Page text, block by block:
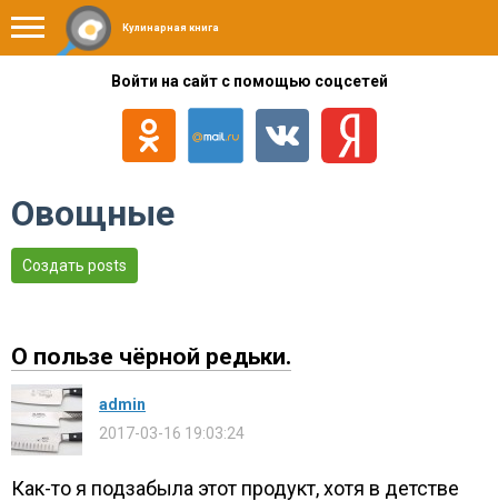
Кулинарная книга
Войти на сайт с помощью соцсетей
Овощные
Создать posts
О пользе чёрной редьки.
admin
2017-03-16 19:03:24
Как-то я подзабыла этот продукт, хотя в детстве